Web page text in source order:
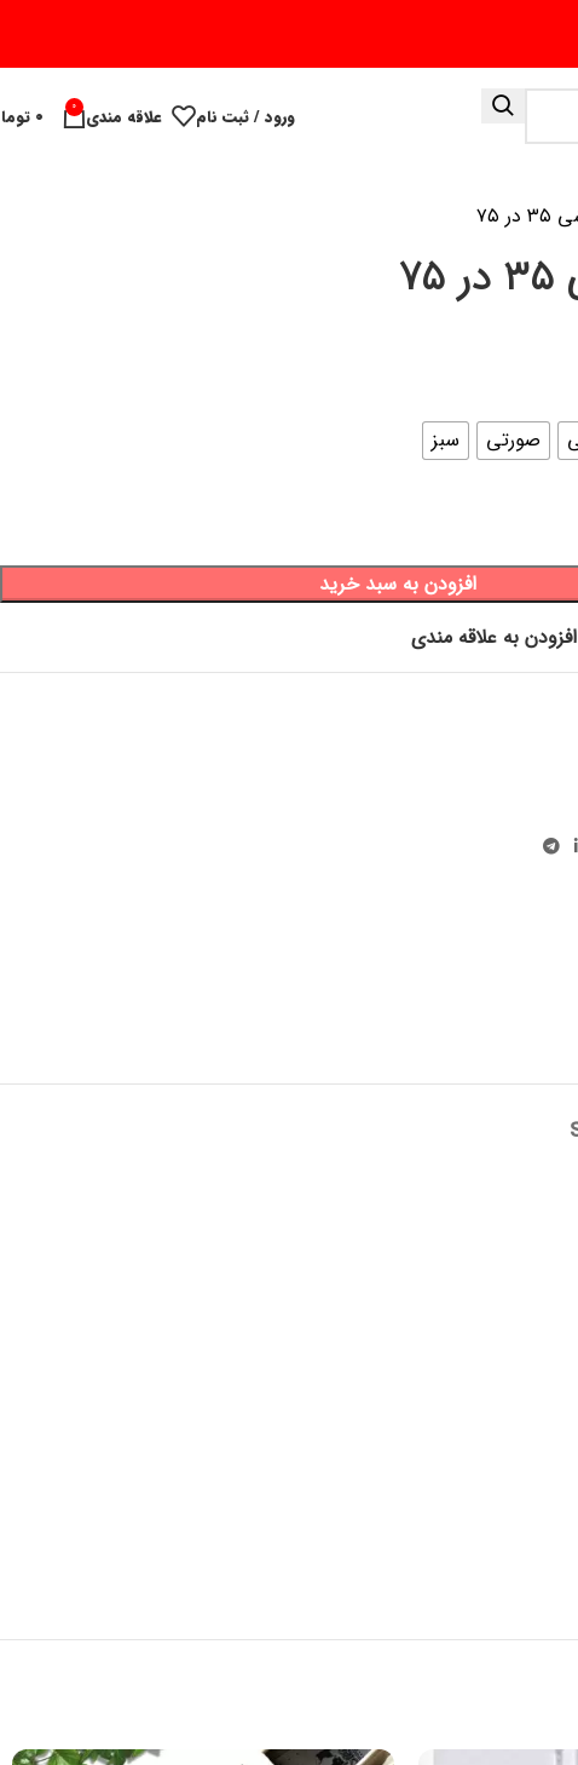
ورود / ثبت نام علاقه مندی 0 ۰
۷۵
صورتی سبز
افزودن به سبد خرید
افزودن به علاقه مندی